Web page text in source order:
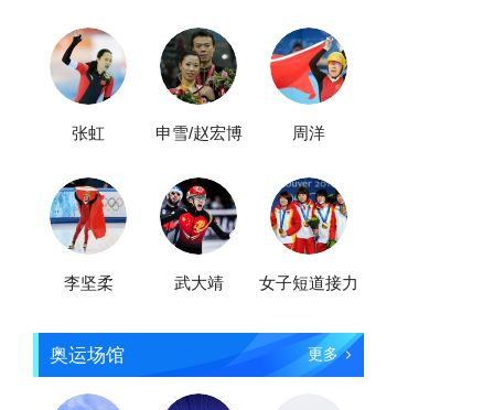
张虹 申雪/赵宏博 周洋
李坚柔 武大靖 女子短道接力
奥运场馆 更多